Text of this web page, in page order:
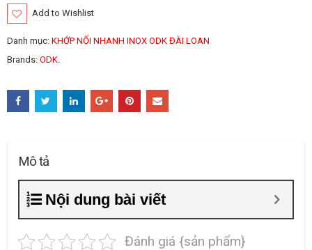
Add to Wishlist
Danh mục: KHỚP NỐI NHANH INOX ODK ĐÀI LOAN
Brands: ODK
Mô tả
Nội dung bài viết
Đánh giá {sản phẩm}